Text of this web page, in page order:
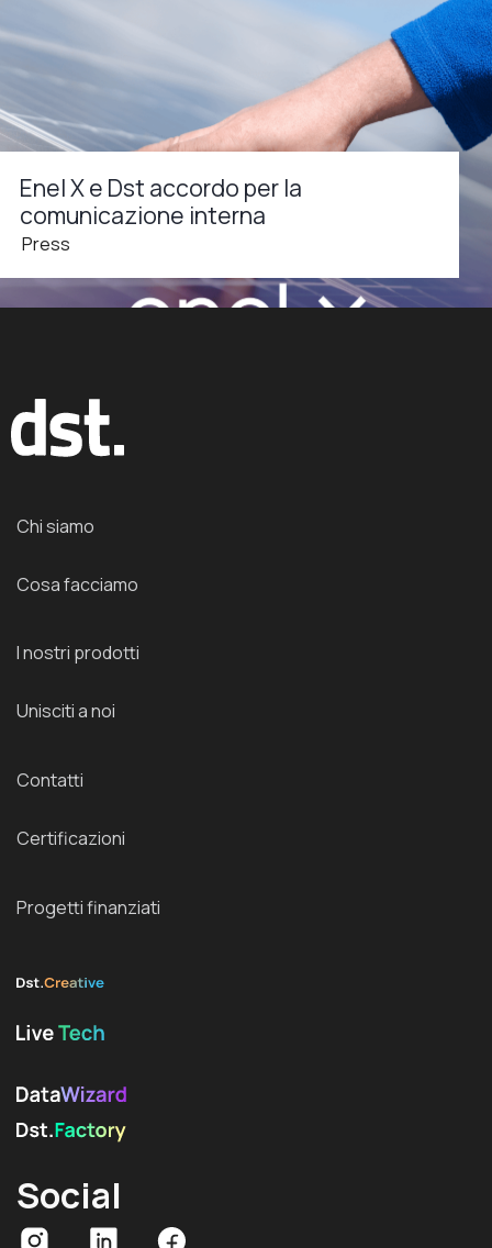
Enel X e Dst accordo per la
comunicazione interna
Press
Chi siamo
Cosa facciamo
I nostri prodotti
Unisciti a noi
Contatti
Certificazioni
Progetti finanziati
Social